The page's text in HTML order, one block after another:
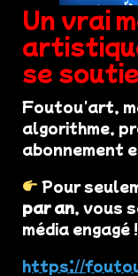
Un vrai
se
Foutou'art,
algorithme,
abonnement
Pour
par an, vous
média engagé !
https://